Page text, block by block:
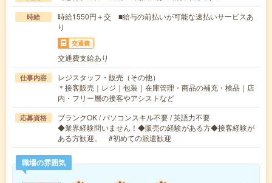
時給
時給1550円＋交 ■給与の前払いが可能な速払いサービスあ
り
交通費
交通費支給あり
仕事内容
レジスタッフ・販売（その他）
＊接客販売｜レジ｜包装｜在庫管理・商品の補充・検品｜店
内・フリー層の接客やアシストなど
応募資格
ブランクOK / パソコンスキル不要 / 英語力不要
◆業界経験問いません！◆販売の経験がある方◆接客経験が
ある方歓迎。 #初めての派遣歓迎
職場の雰囲気